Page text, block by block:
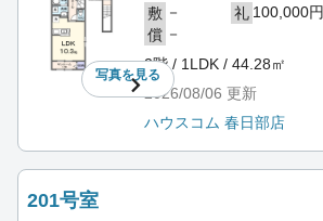
写真を見る
敷 － 礼 100,000円
償 －
2階 / 1LDK / 44.28㎡
2026/08/06 更新
ハウスコム 春日部店
201号室